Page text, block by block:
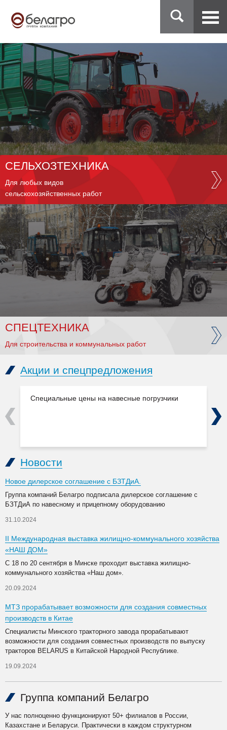
СЕЛЬХОЗТЕХНИКА
Для любых видов
сельскохозяйственных работ
СПЕЦТЕХНИКА
Для строительства и коммунальных работ
Акции и спецпредложения
Специальные цены на навесные погрузчики
Previous Next
Новости
Новое дилерское соглашение с БЗТДиА.
Группа компаний Белагро подписала дилерское соглашение с
БЗТДиА по навесному и прицепному оборудованию
31.10.2024
II Международная выставка жилищно-коммунального хозяйства
«НАШ ДОМ»
С 18 по 20 сентября в Минске проходит выставка жилищно-
коммунального хозяйства «Наш дом».
20.09.2024
МТЗ прорабатывает возможности для создания совместных
производств в Китае
Специалисты Минского тракторного завода прорабатывают
возможности для создания совместных производств по выпуску
тракторов BELARUS в Китайской Народной Республике.
19.09.2024
Группа компаний Белагро
У нас полноценно функционируют 50+ филиалов в России,
Казахстане и Беларуси. Практически в каждом структурном